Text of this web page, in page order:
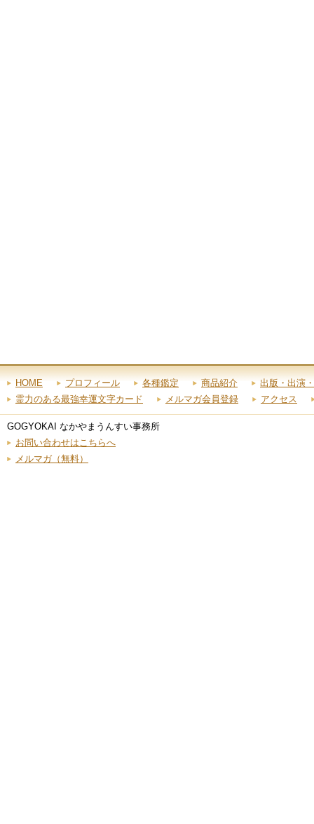
HOME プロフィール 各種鑑定 商品紹介
出版・出演
霊力のある最強幸運文字カード
メルマガ会員登録 アクセス
GOGYOKAI なかやまうんすい事務所
お問い合わせはこちらへ
メルマガ（無料）